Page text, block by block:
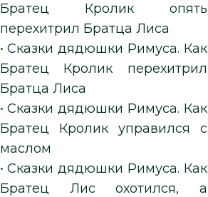
Братец Кролик опять
перехитрил Братца Лиса
• Сказки дядюшки Римуса. Как
Братец Кролик перехитрил
Братца Лиса
• Сказки дядюшки Римуса. Как
Братец Кролик управился с
маслом
• Сказки дядюшки Римуса. Как
Братец Лис охотился, а